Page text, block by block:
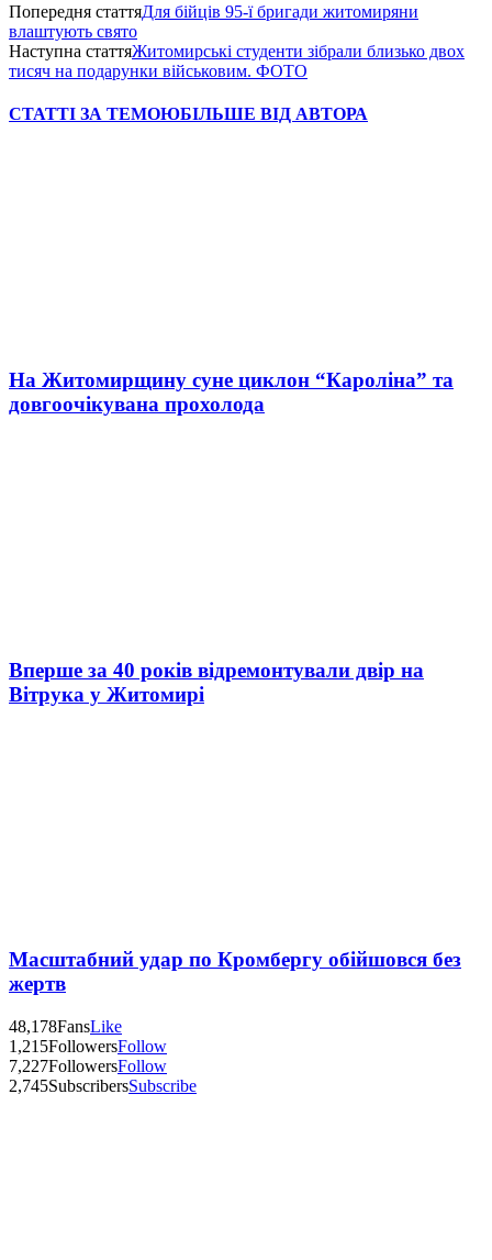
Попередня статтяДля бійців 95-ї бригади житомиряни
влаштують свято
Наступна статтяЖитомирські студенти зібрали близько двох
тисяч на подарунки військовим. ФОТО
СТАТТІ ЗА ТЕМОЮБІЛЬШЕ ВІД АВТОРА
На Житомирщину суне циклон “Кароліна” та
довгоочікувана прохолода
Вперше за 40 років відремонтували двір на
Вітрука у Житомирі
Масштабний удар по Кромбергу обійшовся без
жертв
48,178FansLike
1,215FollowersFollow
7,227FollowersFollow
2,745SubscribersSubscribe